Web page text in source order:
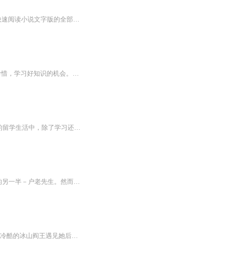
【收听须知】1、空降boss老公宠不停白薇薇厉承旭2、由于音频节目更新的比较慢，如想快速阅读小说文字版的全部章节，请在微信中搜索公/众/号【黑葡萄文学】，关注后，并在公/众/号中回复：【638】，便可快速阅读小说文字版全集。（注意：需要在公/众/号中回...
大家好，我是周yoyo一个喜欢追求财富，爱学习财富知识的人。一个向上成长的人！好好珍惜，学习好知识的机会。认知财富圈，成长见真知！
美国留学的学长学姐们倾情分享————OMG！！原来在纽约上学生活是这种体验在枯燥的留学生活中，除了学习还可以干什么，旅行？代购？课外活动？女孩子在美留学如何完成一个人考驾照、买车、租房、买点、办网？原来与留学生在厨房搭伙还会遇到这种问题？我...
《小嘴不停》这篇小说中没有正面描写包老太太的婚姻生活，甚至没有出现包老太太 婚姻的另一半－户老先生。然而在文中，通过包老太太胸有成竹地向小刘透露她捍卫婚姻 大功告成的丰功伟绩中处处都有户老先生被压制的可怜身影。他是这篇小说背后的主角， 一个被包老太太永不停止的小嘴禁固了一辈子的丈夫。
现代医女，魂穿异世。为报借尸之恩，以原主身份，势要杀人者血债血偿。传闻中不近女色冷酷的冰山阎王遇见她后化作柔情护妻狂魔。不都说你不近女色吗？不过话说回来了，我还是要谢谢你，没有你挺身而出，恐怕我今后就犹如坠入十八层地狱了。哈哈不急，你有...